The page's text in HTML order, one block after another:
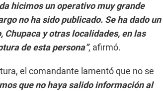
hicimos un operativo muy grande
no ha sido publicado. Se ha dado un
Chupaca y otras localidades, en las
de esta persona”, afirmó.
el comandante lamentó que no se
que no haya salido información al